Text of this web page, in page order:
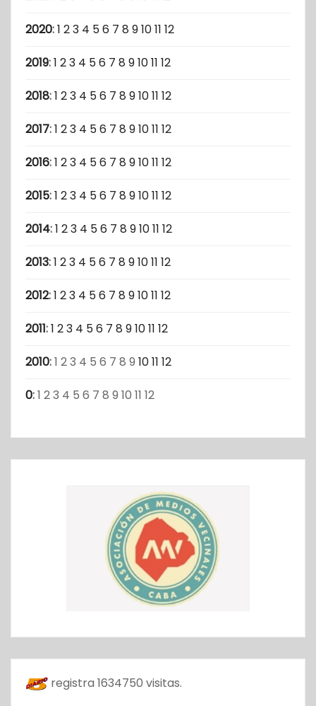
2020:1 23 4 56 7 8 91011 12
2019:1 23 4 56 7 8 91011 12
2018:1 23 4 56 7 8 91011 12
2017:1 23 4 56 7 8 91011 12
2016:1 23 4 56 7 8 91011 12
2015:1 23 4 56 7 8 91011 12
2014:1 23 4 56 7 8 91011 12
2013:1 23 4 56 7 8 91011 12
2012:1 23 4 56 7 8 91011 12
2011:1 23 4 56 7 8 91011 12
2010:1 23 4 5 6 7 8 9 1011 12
0:1 23 4 5 6 7 8 9 10 11 12
registra 1634750 visitas.